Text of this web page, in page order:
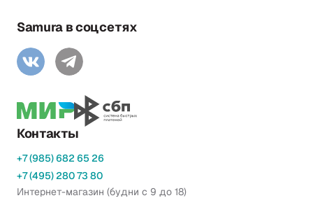
Samura в соцсетях
Контакты
+7 (985) 682 65 26
+7 (495) 280 73 80
Интернет-магазин (будни с 9 до 18)